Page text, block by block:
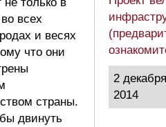
всех
и весях
что они
страны.
двинуть
2 декабря
2014